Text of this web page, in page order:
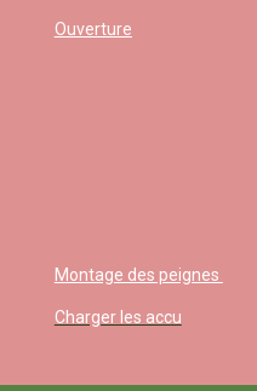
Ouverture
Montage des peignes
Charger les accu